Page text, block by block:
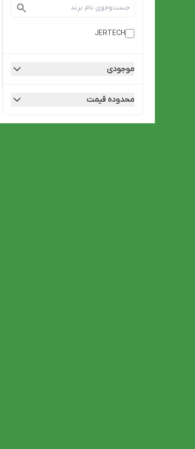
JERTECH
موجودی
محدوده قیمت